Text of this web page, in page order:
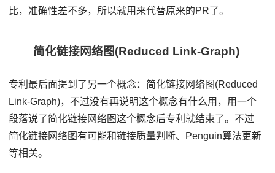
比，准确性差不多，所以就用来代替原来的PR了。
简化链接网络图(Reduced Link-Graph)
专利最后面提到了另一个概念：简化链接网络图(Reduced
Link-Graph)，不过没有再说明这个概念有什么用，用一个
段落说了简化链接网络图这个概念后专利就结束了。不过
简化链接网络图有可能和链接质量判断、Penguin算法更新
等相关。